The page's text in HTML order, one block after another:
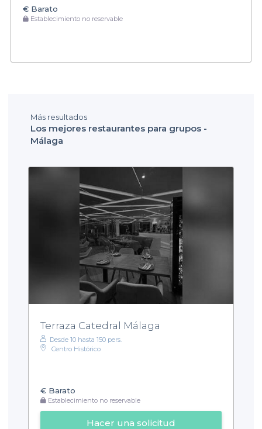
€ Barato
Establecimiento no reservable
Más resultados
Los mejores restaurantes para grupos -
Málaga
Terraza Catedral Málaga
Desde 10 hasta 150 pers.
Centro Histórico
€ Barato
Establecimiento no reservable
Hacer una solicitud